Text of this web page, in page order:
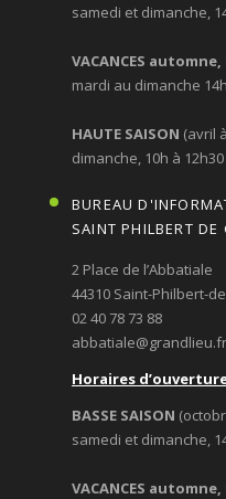
samedi et dimanche,
VACANCES
mardi au dimanche
HAUTE SAISON (avril
dimanche, 10h à
BUREAU
SAINT PHILBERT DE
2 Place de l’Abbatiale
44310 Saint-Philbert-
02 40 78 73 88
abbatiale@grandlieu.fr
Horaires
BASSE SAISON
samedi et dimanche,
VACANCES